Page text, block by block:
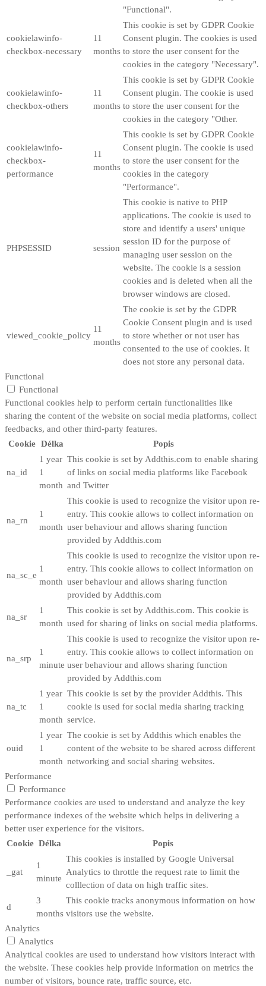
"Functional".
cookielawinfo-
checkbox-necessary
11
months
This cookie is set by GDPR Cookie
Consent plugin. The cookies is used
to store the user consent for the
cookies in the category "Necessary".
cookielawinfo-
checkbox-others
11
months
This cookie is set by GDPR Cookie
Consent plugin. The cookie is used
to store the user consent for the
cookies in the category "Other.
cookielawinfo-
checkbox-
performance
11
months
This cookie is set by GDPR Cookie
Consent plugin. The cookie is used
to store the user consent for the
cookies in the category
"Performance".
PHPSESSID session
This cookie is native to PHP
applications. The cookie is used to
store and identify a users' unique
session ID for the purpose of
managing user session on the
website. The cookie is a session
cookies and is deleted when all the
browser windows are closed.
viewed_cookie_policy
11
months
The cookie is set by the GDPR
Cookie Consent plugin and is used
to store whether or not user has
consented to the use of cookies. It
does not store any personal data.
Functional
Functional
Functional cookies help to perform certain functionalities like
sharing the content of the website on social media platforms, collect
feedbacks, and other third-party features.
Cookie Délka Popis
na_id
1 year
1
month
This cookie is set by Addthis.com to enable sharing
of links on social media platforms like Facebook
and Twitter
na_rn
1
month
This cookie is used to recognize the visitor upon re-
entry. This cookie allows to collect information on
user behaviour and allows sharing function
provided by Addthis.com
na_sc_e
1
month
This cookie is used to recognize the visitor upon re-
entry. This cookie allows to collect information on
user behaviour and allows sharing function
provided by Addthis.com
na_sr
1
month
This cookie is set by Addthis.com. This cookie is
used for sharing of links on social media platforms.
na_srp
1
minute
This cookie is used to recognize the visitor upon re-
entry. This cookie allows to collect information on
user behaviour and allows sharing function
provided by Addthis.com
na_tc
1 year
1
month
This cookie is set by the provider Addthis. This
cookie is used for social media sharing tracking
service.
ouid
1 year
1
month
The cookie is set by Addthis which enables the
content of the website to be shared across different
networking and social sharing websites.
Performance
Performance
Performance cookies are used to understand and analyze the key
performance indexes of the website which helps in delivering a
better user experience for the visitors.
Cookie Délka Popis
_gat
1
minute
This cookies is installed by Google Universal
Analytics to throttle the request rate to limit the
colllection of data on high traffic sites.
d
3
months
This cookie tracks anonymous information on how
visitors use the website.
Analytics
Analytics
Analytical cookies are used to understand how visitors interact with
the website. These cookies help provide information on metrics the
number of visitors, bounce rate, traffic source, etc.